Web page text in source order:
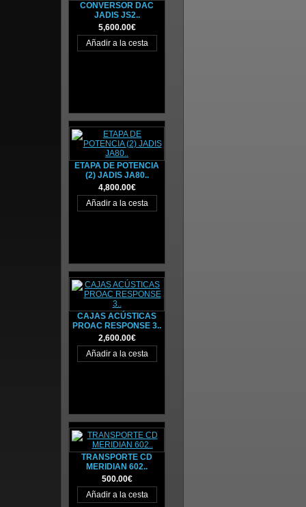
CONVERSOR DAC
JADIS JS2..
5,600.00€
ETAPA DE POTENCIA
(2) JADIS JA80..
4,800.00€
CAJAS ACÚSTICAS
PROAC RESPONSE 3..
2,600.00€
TRANSPORTE CD
MERIDIAN 602..
500.00€